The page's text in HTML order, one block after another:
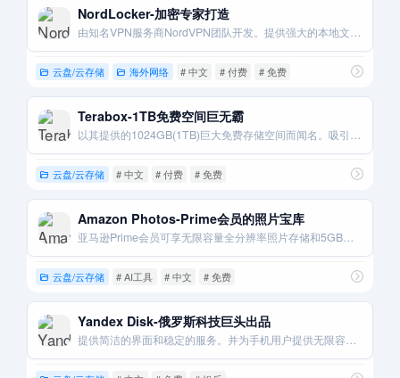
NordLocker-加密专家打造
由知名VPN服务商NordVPN团队开发。提供强大的本地文件加密和云同步功能。
云盘/云存储 海外网络 # 中文 # 付费 # 免费
Terabox-1TB免费空间巨无霸
以其提供的1024GB(1TB)巨大免费存储空间而闻名。吸引大量用户。
云盘/云存储 # 中文 # 付费 # 免费
Amazon Photos-Prime会员的照片宝库
亚马逊Prime会员可享无限容量全分辨率照片存储和5GB视频存储。
云盘/云存储 # AI工具 # 中文 # 免费
Yandex Disk-俄罗斯科技巨头出品
提供简洁的界面和稳定的服务。并为手机用户提供无限容量的照片备份。